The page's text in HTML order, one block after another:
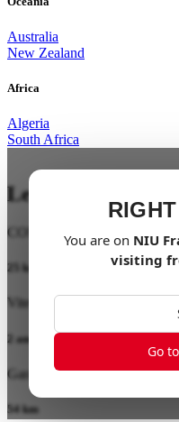
Australia
New Zealand
Africa
Algeria
South Africa
You are on NIU
visiting
Go
Le Dernier
COMING SOON
25 km/h
Vitesse Maximale
2 ans
Garantie
54 km